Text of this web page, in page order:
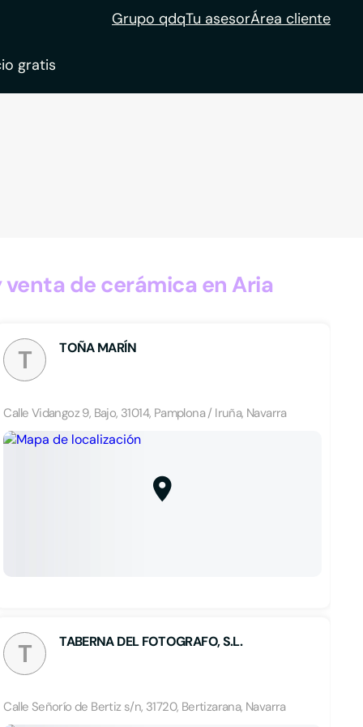
Grupo qdqTu asesorÁrea cliente
gratis
de cerámica en Aria
T TOÑA MARÍN
Calle Vidangoz 9, Bajo, 31014, Pamplona / Iruña, Navarra
T TABERNA DEL FOTOGRAFO, S.L.
Calle Señorío de Bertiz s/n, 31720, Bertizarana, Navarra